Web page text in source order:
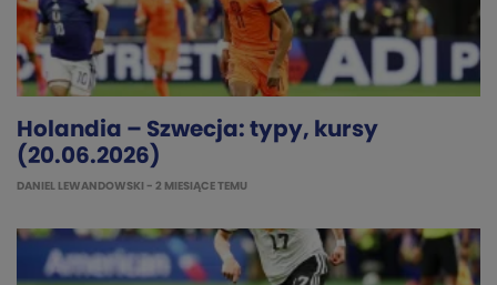
Holandia – Szwecja: typy, kursy
(20.06.2026)
DANIEL LEWANDOWSKI - 2 MIESIĄCE TEMU